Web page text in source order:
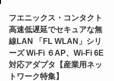
フエニックス・コンタクト
高速低遅延でセキュアな無
線LAN 「FL WLAN」シリ
ーズ Wi-Fi ６AP、Wi-Fi 6E
対応アダプタ【産業用ネッ
トワーク特集】